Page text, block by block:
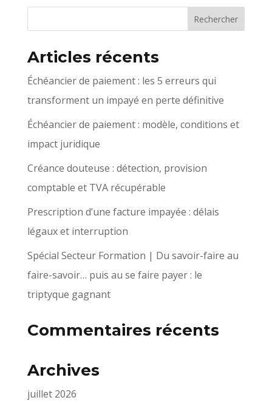
Articles récents
Échéancier de paiement : les 5 erreurs qui
transforment un impayé en perte définitive
Échéancier de paiement : modèle, conditions et
impact juridique
Créance douteuse : détection, provision
comptable et TVA récupérable
Prescription d’une facture impayée : délais
légaux et interruption
Spécial Secteur Formation | Du savoir-faire au
faire-savoir… puis au se faire payer : le
triptyque gagnant
Commentaires récents
Archives
juillet 2026